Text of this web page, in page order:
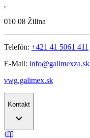
,
010 08 Žilina
Telefón: +421 41 5061 411
E-Mail: info@galimexza.sk
vwg.galimex.sk
Kontakt